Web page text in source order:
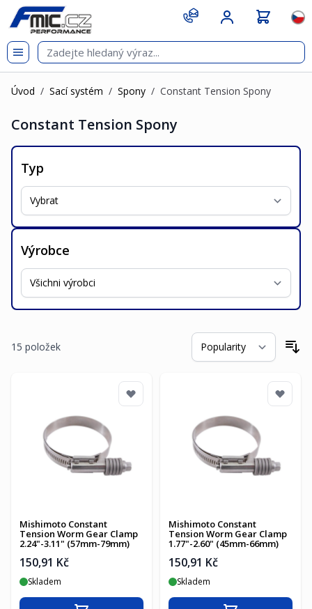
Přejít na obsah
git s
Úvod / Sací systém / Spony / Constant Tension Spony
Constant Tension Spony
Typ
Výrobce
15 položek
Mishimoto Constant
Tension Worm Gear Clamp
2.24"-3.11" (57mm-79mm)
150,91 Kč
Skladem
Mishimoto Constant
Tension Worm Gear Clamp
1.77"-2.60" (45mm-66mm)
150,91 Kč
Skladem